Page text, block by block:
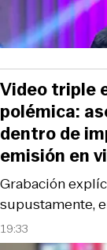
19:33
Grabación
supustamente,
Video triple
polémica:
dentro de
emisión en